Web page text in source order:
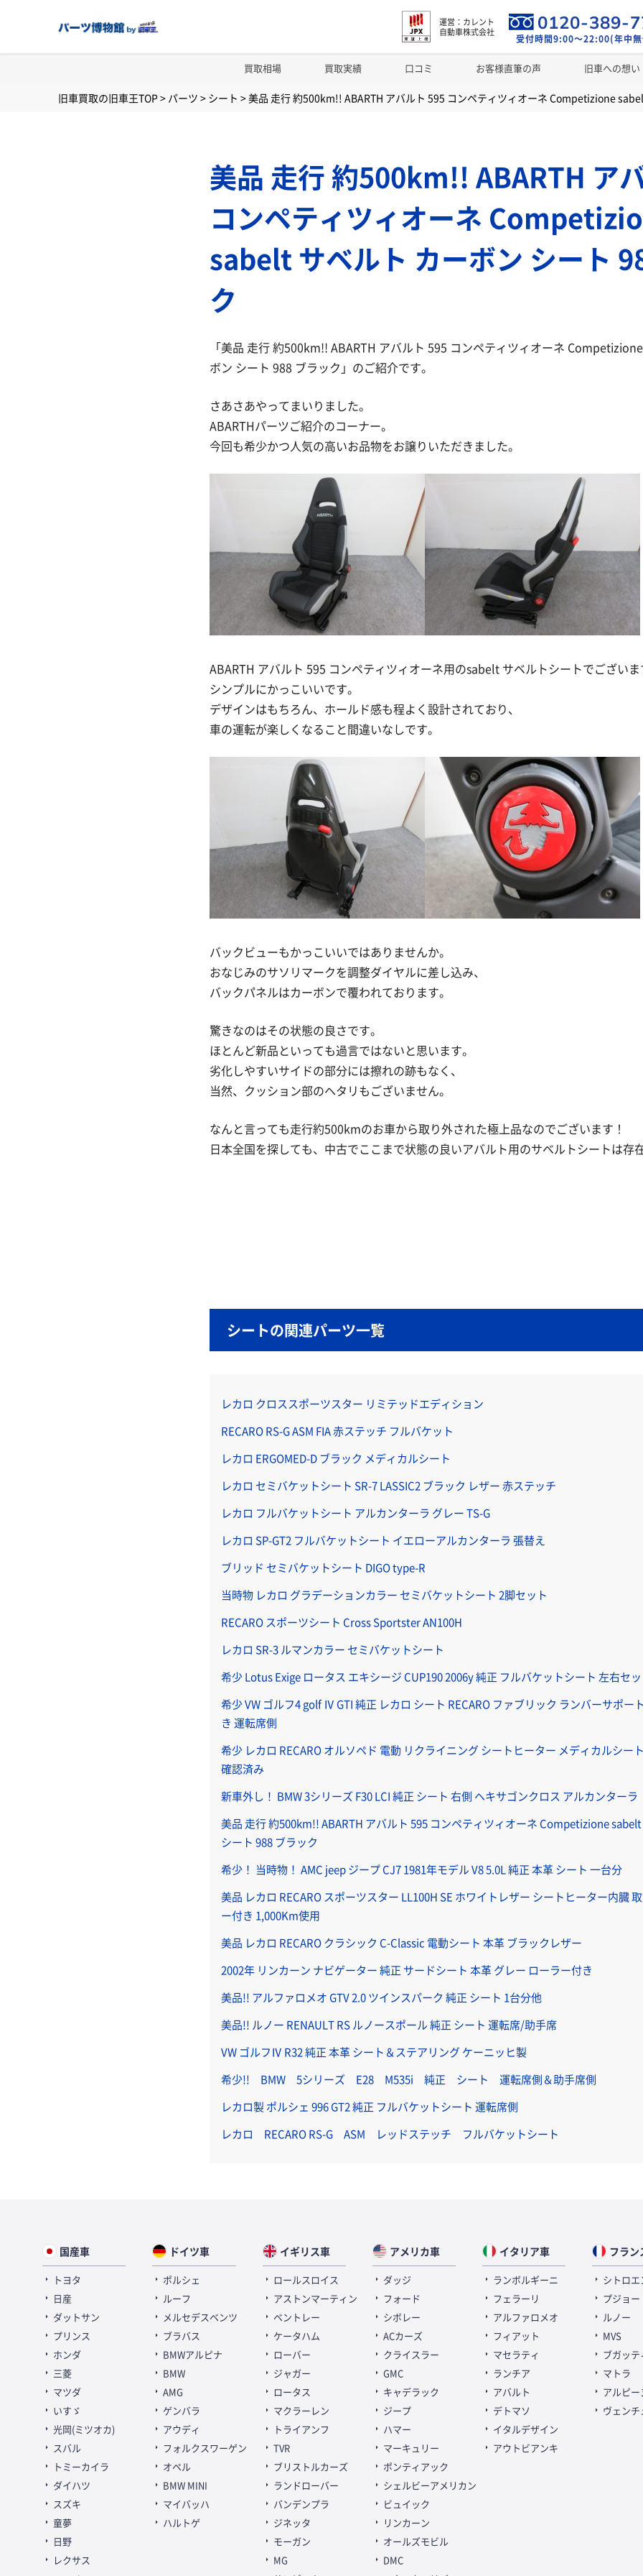
運営：カレント
自動車株式会社
0120-389-
受付時間9:00～22:00(年中
買取相場 買取実績 口コミ お客様直筆の声 旧車への想い
旧車買取の旧車王TOP > パーツ > シート >美品 走行 約500km!! ABARTH アバルト 595 コンペティツィオーネ Competizione
美品 走行 約500km!! ABARTH ア
コンペティツィオーネ
sabelt サベルト カーボン シート
ク
「美品 走行 約500km!! ABARTH アバルト 595 コンペティツィオーネ
ボン シート 988 ブラック」のご紹介です。
さあさあやってまいりました。
ABARTHパーツご紹介のコーナー。
今回も希少かつ人気の高いお品物をお譲りいただきました。
ABARTH アバルト 595 コンペティツィオーネ用のsabelt サベルトシートでござい
シンプルにかっこいいです。
デザインはもちろん、ホールド感も程よく設計されており、
車の運転が楽しくなること間違いなしです。
バックビューもかっこいいではありませんか。
おなじみのサソリマークを調整ダイヤルに差し込み、
バックパネルはカーボンで覆われております。
驚きなのはその状態の良さです。
ほとんど新品といっても過言ではないと思います。
劣化しやすいサイドの部分には擦れの跡もなく、
当然、クッション部のヘタリもございません。
なんと言っても走行約500kmのお車から取り外された極上品なのでございます！
日本全国を探しても、中古でここまで状態の良いアバルト用のサベルトシートは存
シートの関連パーツ一覧
レカロ クロススポーツスター リミテッドエディション
RECARO RS-G ASM FIA 赤ステッチ フルバケット
レカロ ERGOMED-D ブラック メディカルシート
レカロ セミバケットシート SR-7 LASSIC2 ブラック レザー 赤ステッチ
レカロ フルバケットシート アルカンターラ グレー TS-G
レカロ SP-GT2 フルバケットシート イエローアルカンターラ 張替え
ブリッド セミバケットシート DIGO type-R
当時物 レカロ グラデーションカラー セミバケットシート 2脚セット
RECARO スポーツシート Cross Sportster AN100H
レカロ SR-3 ルマンカラー セミバケットシート
希少 Lotus Exige ロータス エキシージ CUP190 2006y 純正 フルバケットシート 左右セ
希少 VW ゴルフ4 golf Ⅳ GTI 純正 レカロ シート RECARO ファブリック ランバーサポー
き 運転席側
希少 レカロ RECARO オルソペド 電動 リクライニング シートヒーター メディカルシー
確認済み
新車外し！ BMW 3シリーズ F30 LCI 純正 シート 右側 ヘキサゴンクロス アルカンターラ
美品 走行 約500km!! ABARTH アバルト 595 コンペティツィオーネ Competizione
シート 988 ブラック
希少！ 当時物！ AMC jeep ジープ CJ7 1981年モデル V8 5.0L 純正 本革 シート 一台分
美品 レカロ RECARO スポーツスター LL100H SE ホワイトレザー シートヒーター内臓
ー付き 1,000Km使用
美品 レカロ RECARO クラシック C-Classic 電動シート 本革 ブラックレザー
2002年 リンカーン ナビゲーター 純正 サードシート 本革 グレー ローラー付き
美品!! アルファロメオ GTV 2.0 ツインスパーク 純正 シート 1台分他
美品!! ルノー RENAULT RS ルノースポール 純正 シート 運転席/助手席
VW ゴルフⅣ R32 純正 本革 シート＆ステアリング ケーニッヒ製
希少!! BMW 5シリーズ E28 M535i 純正 シート 運転席側＆助手席側
レカロ製 ポルシェ 996 GT2 純正 フルバケットシート 運転席側
レカロ RECARO RS-G ASM レッドステッチ フルバケットシート
国産車
トヨタ
日産
ダットサン
プリンス
ホンダ
三菱
マツダ
いすゞ
光岡(ミツオカ)
スバル
トミーカイラ
ダイハツ
スズキ
童夢
日野
レクサス
ドイツ車
ポルシェ
ルーフ
メルセデスベンツ
ブラバス
BMWアルピナ
BMW
AMG
ゲンバラ
アウディ
フォルクスワーゲン
オペル
BMW MINI
マイバッハ
ハルトゲ
イギリス車
ロールスロイス
アストンマーティン
ベントレー
ケータハム
ローバー
ジャガー
ロータス
マクラーレン
トライアンフ
TVR
ブリストルカーズ
ランドローバー
バンデンプラ
ジネッタ
モーガン
MG
アメリカ車
ダッジ
フォード
シボレー
ACカーズ
クライスラー
GMC
キャデラック
ジープ
ハマー
マーキュリー
ポンティアック
シェルビーアメリカン
ビュイック
リンカーン
オールズモビル
DMC
イタリア車
ランボルギーニ
フェラーリ
アルファロメオ
フィアット
マセラティ
ランチア
アバルト
デトマソ
イタルデザイン
アウトビアンキ
フラン
シトロエ
プジョー
ルノー
MVS
ブガッテ
マトラ
アルピー
ヴェンチ